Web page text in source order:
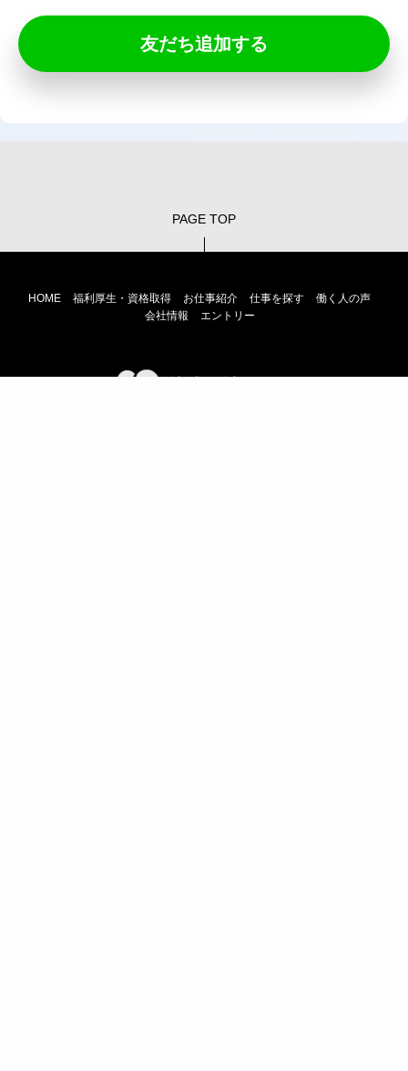
友だち追加する
PAGE TOP
HOME 福利厚生・資格取得 お仕事紹介 仕事を探す
働く人の声
会社情報
エントリー